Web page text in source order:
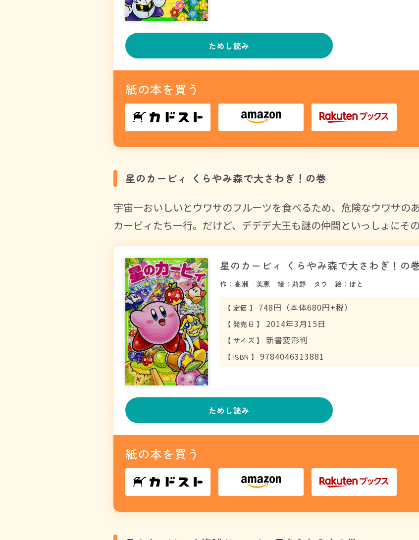
ためし読み
紙の本を買う
星のカービィ くらやみ森で大さわぎ！の巻
宇宙一おいしいとウワサのフルーツを食べるため、危険なウワサの
カービィたち一行。だけど、デデデ大王も謎の仲間といっしょにそ
星のカービィ くらやみ森で大さわぎ！の
作：高瀬 美恵 絵：苅野 タウ 絵：ぽと
【 定価 】 748円（本体680円+税）
【 発売日 】 2014年3月15日
【 サイズ 】 新書変形判
【 ISBN 】 9784046313881
ためし読み
紙の本を買う